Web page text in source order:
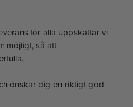
för alla uppskattar vi
möjligt, så att
önskar dig en riktigt god